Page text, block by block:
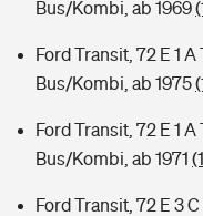
Bus/Kombi, ab 1969
Ford Transit, 72 E 1 A
Bus/Kombi, ab 1975
Ford Transit, 72 E 1
Bus/Kombi, ab 1971
Ford Transit, 72 E 3